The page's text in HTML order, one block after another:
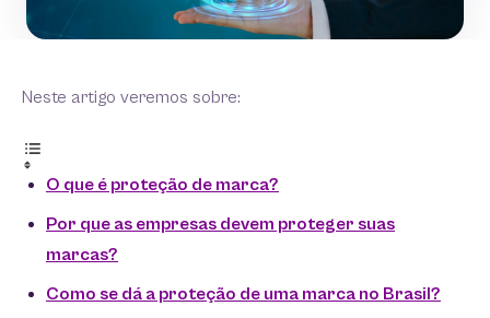
Neste artigo veremos sobre:
O que é proteção de marca?
Por que as empresas devem proteger suas
marcas?
Como se dá a proteção de uma marca no Brasil?